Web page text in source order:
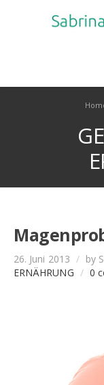
26. Juni 2013 / by
ERNÄHRUNG / 0